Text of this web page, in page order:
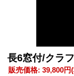
長6窓付/クラ
販売価格: 39,800円